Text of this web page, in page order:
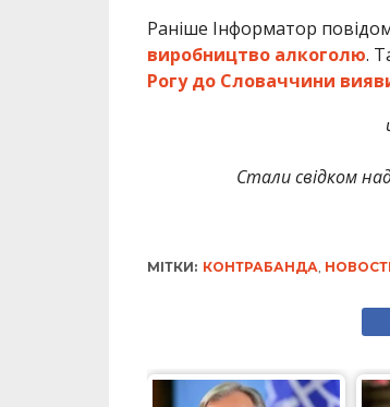
Раніше Інформатор
виробництво алкоголю.
Рогу до Словаччини
Стали свідком
МІТКИ: КОНТРАБАНДА,